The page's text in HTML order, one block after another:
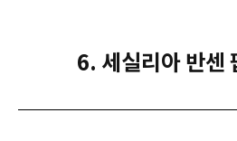
6. 세실리아 반센